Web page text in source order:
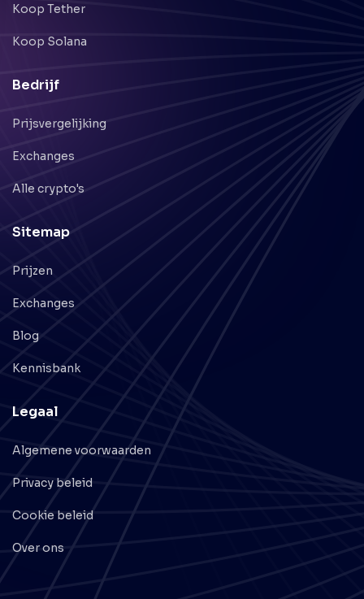
Koop Tether
Koop Solana
Bedrijf
Prijsvergelijking
Exchanges
Alle crypto's
Sitemap
Prijzen
Exchanges
Blog
Kennisbank
Legaal
Algemene voorwaarden
Privacy beleid
Cookie beleid
Over ons